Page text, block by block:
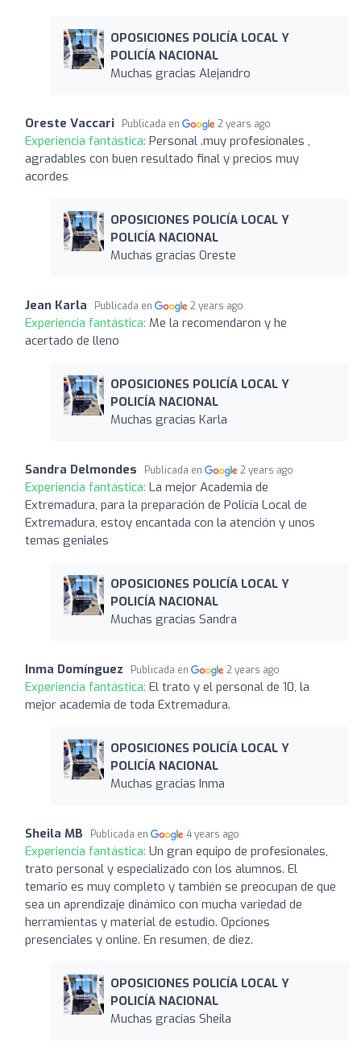
OPOSICIONES POLICÍA LOCAL Y
POLICÍA NACIONAL
Muchas gracias Alejandro
Oreste Vaccari Publicada en 2 years ago
Experiencia fantástica: Personal .muy profesionales ,
agradables con buen resultado final y precios muy
acordes
OPOSICIONES POLICÍA LOCAL Y
POLICÍA NACIONAL
Muchas gracias Oreste
Jean Karla Publicada en 2 years ago
Experiencia fantástica: Me la recomendaron y he
acertado de lleno
OPOSICIONES POLICÍA LOCAL Y
POLICÍA NACIONAL
Muchas gracias Karla
Sandra Delmondes Publicada en 2 years ago
Experiencia fantástica: La mejor Academia de
Extremadura, para la preparación de Policía Local de
Extremadura, estoy encantada con la atención y unos
temas geniales
OPOSICIONES POLICÍA LOCAL Y
POLICÍA NACIONAL
Muchas gracias Sandra
Inma Domínguez Publicada en 2 years ago
Experiencia fantástica: El trato y el personal de 10, la
mejor academia de toda Extremadura.
OPOSICIONES POLICÍA LOCAL Y
POLICÍA NACIONAL
Muchas gracias Inma
Sheila MB Publicada en 4 years ago
Experiencia fantástica: Un gran equipo de profesionales,
trato personal y especializado con los alumnos. El
temario es muy completo y también se preocupan de que
sea un aprendizaje dinámico con mucha variedad de
herramientas y material de estudio. Opciones
presenciales y online. En resumen, de diez.
OPOSICIONES POLICÍA LOCAL Y
POLICÍA NACIONAL
Muchas gracias Sheila